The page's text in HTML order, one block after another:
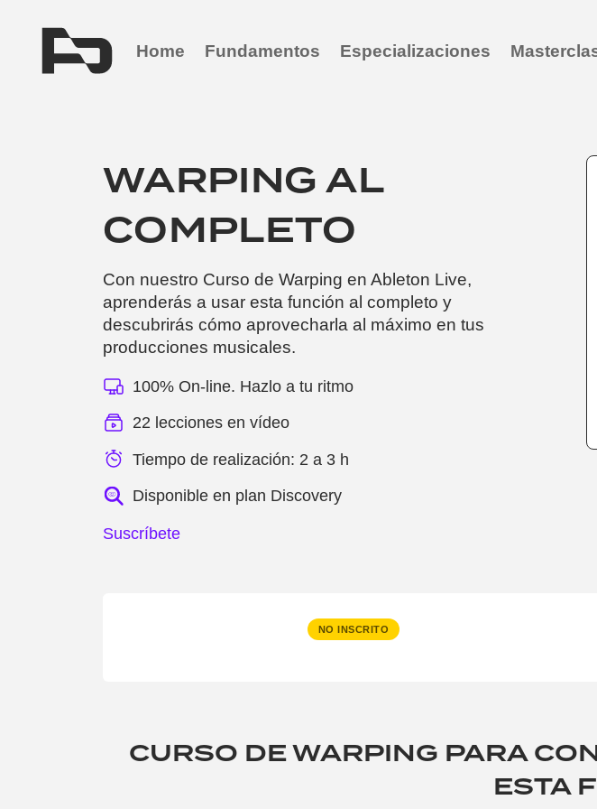
Home Fundamentos Especializaciones
WARPING AL
COMPLETO
Con nuestro Curso de Warping en Ableton Live,
aprenderás a usar esta función al completo y
descubrirás cómo aprovecharla al máximo en tus
producciones musicales.
100% On-line. Hazlo a tu ritmo
22 lecciones en vídeo
Tiempo de realización: 2 a 3 h
Disponible en plan Discovery
Suscríbete
NO INSCRITO
CURSO DE WARPING PARA
ESTA